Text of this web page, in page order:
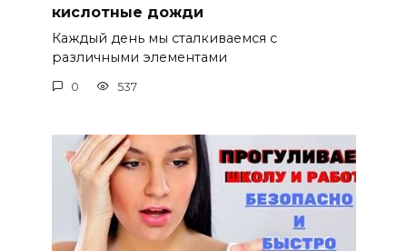
кислотные дожди
Каждый день мы сталкиваемся с
различными элементами
0 537